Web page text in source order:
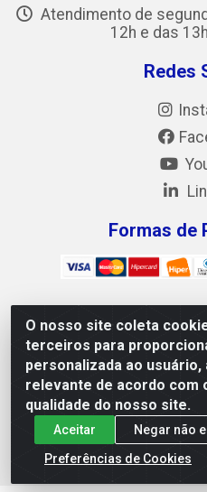
O nosso site coleta
terceiros para
personalizada ao
relevante de acordo com
qualidade do nosso site.
Aceitar
Negar não
Preferências de Cookies
Atendimento de
12h e das
Redes
Formas de
Mix Alimentos LTDA - Quadra
02, S/N - Plano Diretor Norte,
CNPJ